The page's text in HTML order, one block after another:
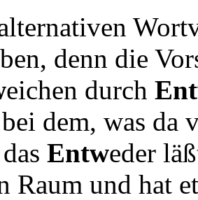
denn die
eichen durch
dem, was da
Entweder
Raum und hat